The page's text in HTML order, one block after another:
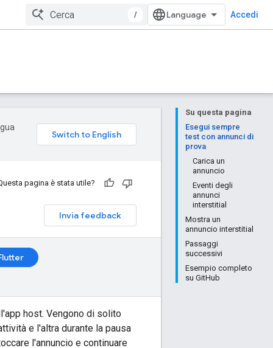
/ Accedi
Su questa pagina
Esegui sempre
test con annunci di
prova
Carica un
annuncio
Eventi degli
annunci
interstitial
Mostra un
annuncio interstitial
Passaggi
successivi
Esempio completo
su GitHub
pagina è stata utile?
Invia feedback
host. Vengono di solito
e l'altra durante la pausa
l'annuncio e continuare